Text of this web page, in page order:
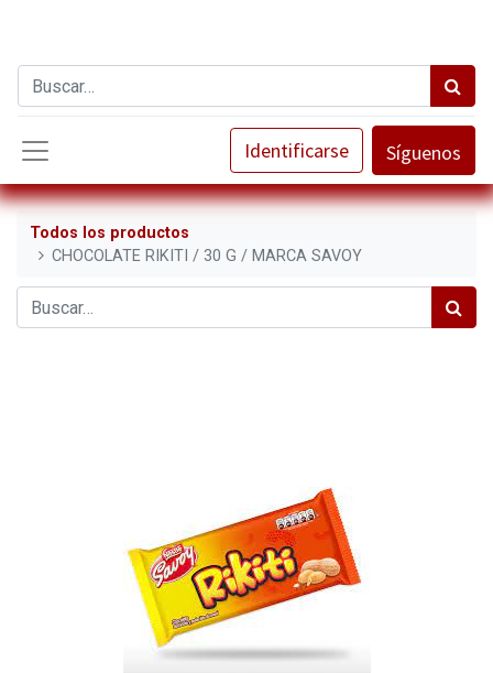
Identificarse Síguenos
Todos los productos
CHOCOLATE RIKITI / 30 G / MARCA SAVOY